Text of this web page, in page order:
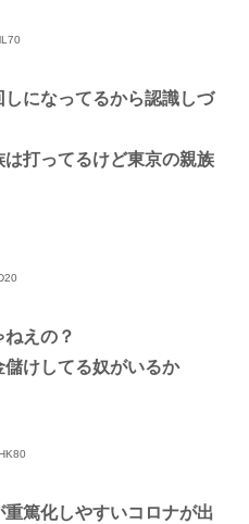
になってるから認識しづ
打ってるけど東京の親族
えの？
けしてる奴がいるか
篤化しやすいコロナが出